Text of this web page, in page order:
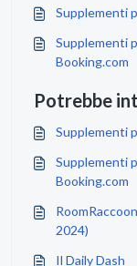
Supplementi
Supplementi
Booking.com
Potrebbe
Supplementi
Supplementi
Booking.com
2024)
Il Daily Dash